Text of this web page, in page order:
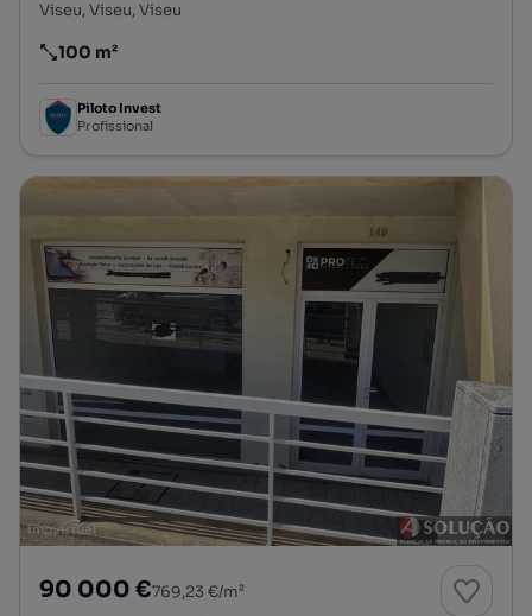
Viseu, Viseu, Viseu
Preço por metro quadrado
100 m²
Piloto Invest
Profissional
90 000 €769,23 €/m²